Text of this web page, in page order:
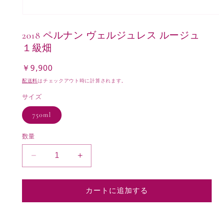
ダ
ル
で
デ
ィ
(1)
を
開
く
2018 ペルナン ヴェルジュレス ルージュ
１級畑
通
常
格
￥9,900
配送料はチェックアウト時に計算されます。
サイズ
750ml
数量
2018
ナカートに追加する